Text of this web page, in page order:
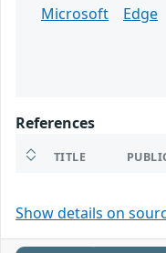
Microsoft Edge
References
TITLE
Show details on